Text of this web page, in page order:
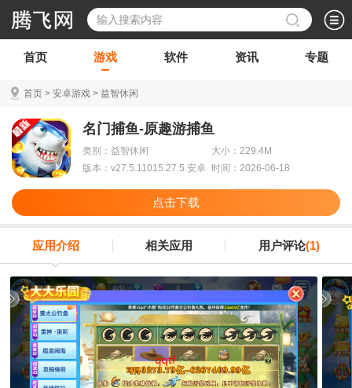
首页 游戏 软件 资讯 专题
首页 > 安卓游戏 > 益智休闲
名门捕鱼-原趣游捕鱼
类别：益智休闲
大小：229.4M
版本：v27.5.11015.27.5 安卓
时间：2026-06-18
点击下载
应用介绍 相关应用 用户评论(1)